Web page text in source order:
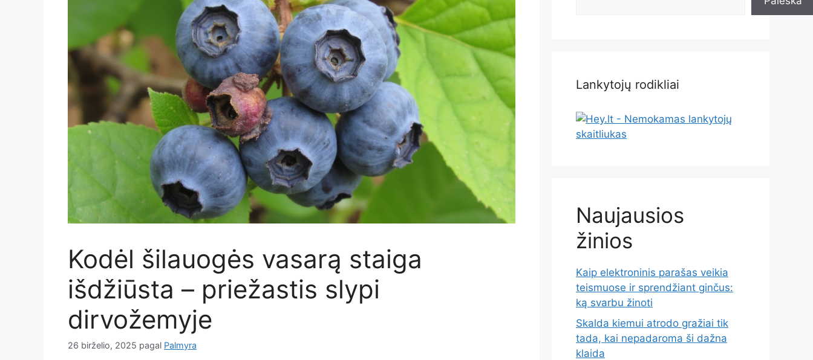
Kodėl šilauogės vasarą staiga
išdžiūsta – priežastis slypi
dirvožemyje
26 birželio, 2025 pagal Palmyra
Lankytojų rodikliai
Naujausios
žinios
Kaip elektroninis parašas veikia
teismuose ir sprendžiant ginčus:
ką svarbu žinoti
Skalda kiemui atrodo gražiai tik
tada, kai nepadaroma ši dažna
klaida